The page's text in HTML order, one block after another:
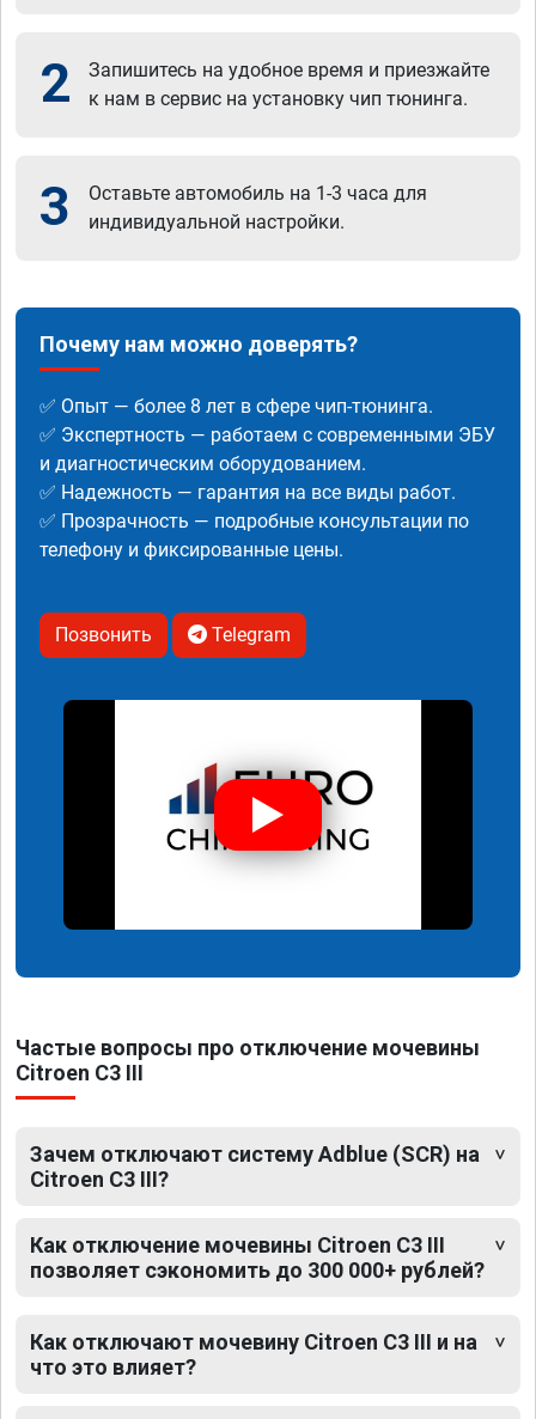
2
Запишитесь на удобное время и приезжайте
к нам в сервис на установку чип тюнинга.
3
Оставьте автомобиль на 1-3 часа для
индивидуальной настройки.
Почему нам можно доверять?
✅ Опыт — более 8 лет в сфере чип-тюнинга.
✅ Экспертность — работаем с современными ЭБУ
и диагностическим оборудованием.
✅ Надежность — гарантия на все виды работ.
✅ Прозрачность — подробные консультации по
телефону и фиксированные цены.
Позвонить Telegram
Частые вопросы про отключение мочевины
Citroen C3 III
Зачем отключают систему Adblue (SCR) на
Citroen C3 III?
Как отключение мочевины Citroen C3 III
позволяет сэкономить до 300 000+ рублей?
Как отключают мочевину Citroen C3 III и на
что это влияет?